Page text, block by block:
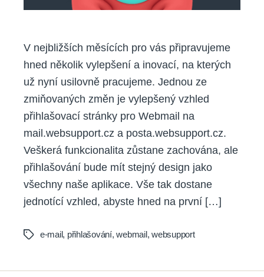
V nejbližších měsících pro vás připravujeme
hned několik vylepšení a inovací, na kterých
už nyní usilovně pracujeme. Jednou ze
zmiňovaných změn je vylepšený vzhled
přihlašovací stránky pro Webmail na
mail.websupport.cz a posta.websupport.cz.
Veškerá funkcionalita zůstane zachována, ale
přihlašování bude mít stejný design jako
všechny naše aplikace. Vše tak dostane
jednotící vzhled, abyste hned na první […]
Tagse-mail, přihlašování,webmail,websupport